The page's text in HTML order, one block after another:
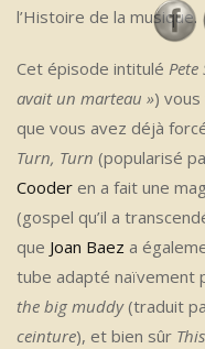
l’Histoire de la musique.
Cet épisode intitulé
avait un marteau »)
que vous avez déjà
Turn, Turn (popularisé
Cooder en a fait une
(gospel qu’il a
que Joan Baez a
tube adapté naïvement
the big muddy(traduit
ceinture), et bien sûr